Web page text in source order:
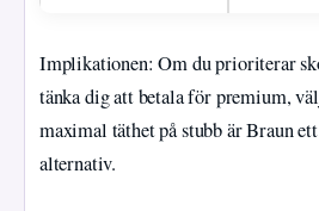
Implikationen: Om du prioriterar
tänka dig att betala för premium,
maximal täthet på stubb är Braun
alternativ.